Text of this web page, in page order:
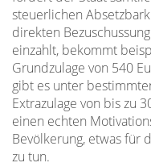
steuerlichen
direkten
einzahlt, bekommt
Grundzulage von 540
gibt es unter
Extrazulage von bis zu
einen echten
Bevölkerung, etwas für
zu tun.